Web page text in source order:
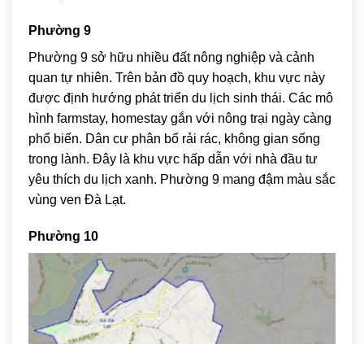
Phường 9
Phường 9 sở hữu nhiều đất nông nghiệp và cảnh
quan tự nhiên. Trên bản đồ quy hoạch, khu vực này
được định hướng phát triển du lịch sinh thái. Các mô
hình farmstay, homestay gắn với nông trại ngày càng
phổ biến. Dân cư phân bố rải rác, không gian sống
trong lành. Đây là khu vực hấp dẫn với nhà đầu tư
yêu thích du lịch xanh. Phường 9 mang đậm màu sắc
vùng ven Đà Lạt.
Phường 10